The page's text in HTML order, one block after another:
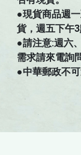
●現貨商品週
貨，週五下午
●請注意:週六
需求請來電詢
●中華郵政不